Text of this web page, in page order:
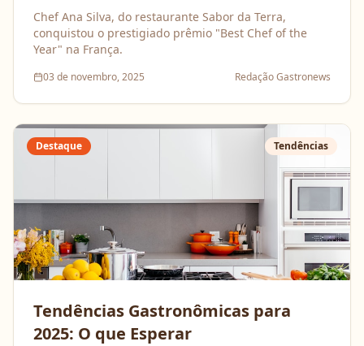
Chef Ana Silva, do restaurante Sabor da Terra,
conquistou o prestigiado prêmio "Best Chef of the
Year" na França.
03 de novembro, 2025 Redação Gastronews
Destaque Tendências
Tendências Gastronômicas para
2025: O que Esperar